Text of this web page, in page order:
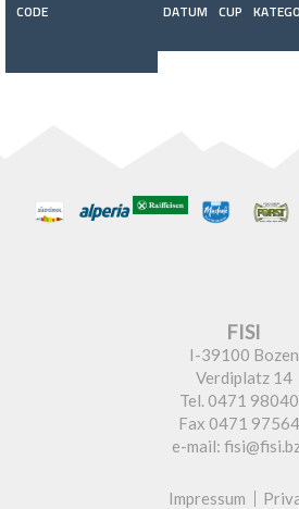
CODE DATUM CUP
FISI
I-39100 Bozen
Verdiplatz 14
Tel. 0471
Fax 0471
e-mail:
Impressum